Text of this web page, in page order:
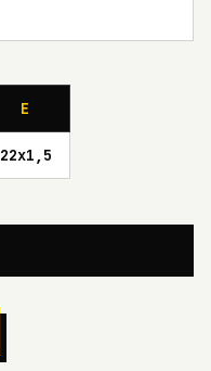
E
22x1,5